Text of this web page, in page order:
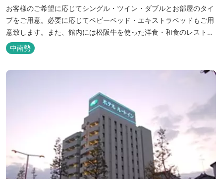
お客様のご希望に応じてシングル・ツイン・ダブルとお部屋のタイ
プをご用意。必要に応じてベビーベッド・エキストラベッドもご用
意致します。また、館内には松阪牛を使った洋食・和食のレストラ
ンと喫茶があります。伊勢神宮参拝や、伊勢志摩、東紀州への観光
の拠点にご利用ください。
中南勢